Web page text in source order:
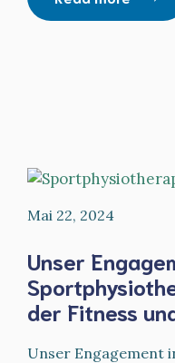
Mai 22, 2024
Unser
der Fitness
Unser Engagement